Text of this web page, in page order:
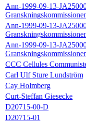
Ann-1999-09-13-
Ann-1999-09-13-
Ann-1999-09-13-
CCC Cellules
Carl Ulf Sture Lundström
Cay Holmberg
Curt-Steffan Giesecke
D20715-00-D
D20715-01